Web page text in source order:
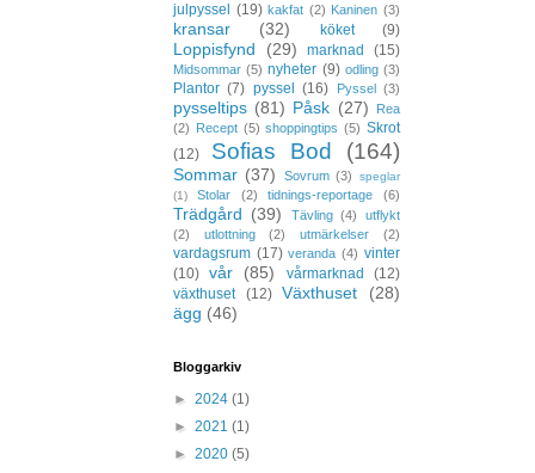
julpyssel
(19) kakfat (2) Kaninen (3)
kransar (32) köket (9)
Loppisfynd (29) marknad (15)
Midsommar (5) nyheter (9) odling (3)
Plantor (7) pyssel (16) Pyssel (3)
pysseltips (81) Påsk (27)
Rea
(2) Recept (5) shoppingtips (5) Skrot
(12)
Sofias Bod (164)
Sommar (37) Sovrum (3)
speglar
(1)
Stolar (2) tidnings-reportage (6)
Trädgård (39) Tävling (4)
utflykt
(2)
utlottning (2) utmärkelser (2)
vardagsrum (17) veranda (4) vinter
(10) vår (85) vårmarknad
(12)
växthuset
(12) Växthuset
(28)
ägg (46)
Bloggarkiv
► 2024 (1)
► 2021 (1)
► 2020 (5)